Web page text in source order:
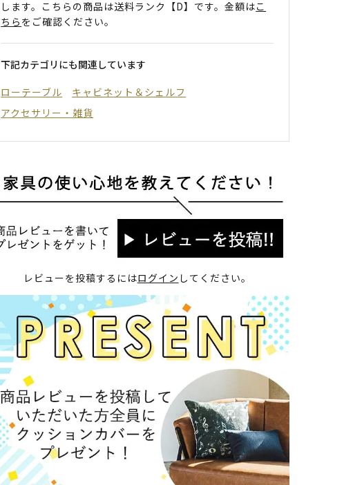
します。こちらの商品は送料ランク【D】です。金額はこ
ちら をご確認ください。
下記カテゴリにも関連しています
ローテーブル
キャビネット＆シェルフ
アクセサリー・雑貨
レビューを投稿するにはログイン してください。